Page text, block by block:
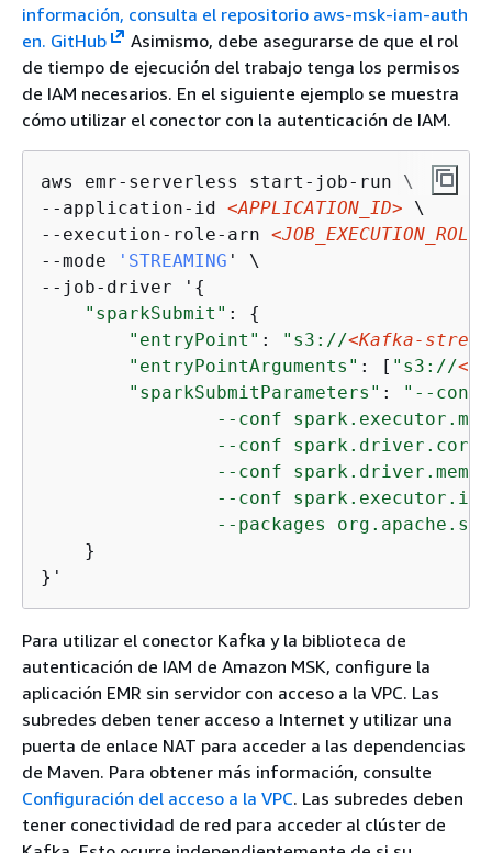
información, consulta el repositorio aws-msk-iam-auth
en. GitHub
Asimismo, debe asegurarse de que el rol
de tiempo de ejecución del trabajo tenga los permisos
de IAM necesarios. En el siguiente ejemplo se muestra
cómo utilizar el conector con la autenticación de IAM.
aws emr-serverless start-job-run \
--application-id <APPLICATION_ID> \
--execution-role-arn <JOB_EXECUTION_ROLE>
--mode
'STREAMING ' \
--job-driver ' {
"sparkSubmit" : {
"entryPoint" : "s3://<Kafka-
"entryPointArguments" : [ "s3://
"sparkSubmitParameters" :
"--conf
--conf
--conf
--conf
--conf
--packages
    }
}'
Para utilizar el conector Kafka y la biblioteca de
autenticación de IAM de Amazon MSK, configure la
aplicación EMR sin servidor con acceso a la VPC. Las
subredes deben tener acceso a Internet y utilizar una
puerta de enlace NAT para acceder a las dependencias
de Maven. Para obtener más información, consulte
Configuración del acceso a la VPC. Las subredes deben
tener conectividad de red para acceder al clúster de